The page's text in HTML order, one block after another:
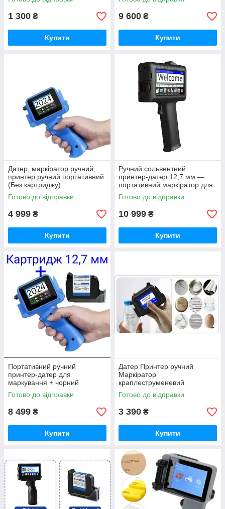
1 300 ₴
Купити
9 600 ₴
Купити
Датер, маркіратор ручний,
принтер ручний портативний
(Без картриджу)
Готово до відправки
4 999 ₴
Купити
Ручний сольвентний
принтер-датер 12,7 мм —
портативний маркіратор для
нанесення дати та
маркування
Готово до відправки
10 999 ₴
Купити
Портативний ручний
принтер-датер для
маркування + чорний
картридж 12,7 мм Class A
Готово до відправки
8 499 ₴
Купити
Датер Принтер ручний
Маркіратор
краплеструменевий
сольвентний (Без картриджу)
Готово до відправки
3 390 ₴
Купити